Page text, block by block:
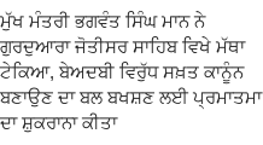
ਮੁੱਖ ਮੰਤਰੀ ਭਗਵੰਤ ਸਿੰਘ ਮਾਨ ਨੇ
ਗੁਰਦੁਆਰਾ ਜੋਤੀਸਰ ਸਾਹਿਬ ਵਿਖੇ ਮੱਥਾ
ਟੇਕਿਆ, ਬੇਅਦਬੀ ਵਿਰੁੱਧ ਸਖ਼ਤ ਕਾਨੂੰਨ
ਬਣਾਉਣ ਦਾ ਬਲ ਬਖਸ਼ਣ ਲਈ ਪ੍ਰਮਾਤਮਾ
ਦਾ ਸ਼ੁਕਰਾਨਾ ਕੀਤਾ